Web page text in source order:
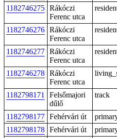
1182746275 Rákóczi
Ferenc utca
1182746276 Rákóczi
Ferenc utca
1182746277 Rákóczi
Ferenc utca
1182746278 Rákóczi
Ferenc utca
1182798171
Felsőmajori
dűlő
track
1182798177 Fehérvári út
1182798178 Fehérvári út